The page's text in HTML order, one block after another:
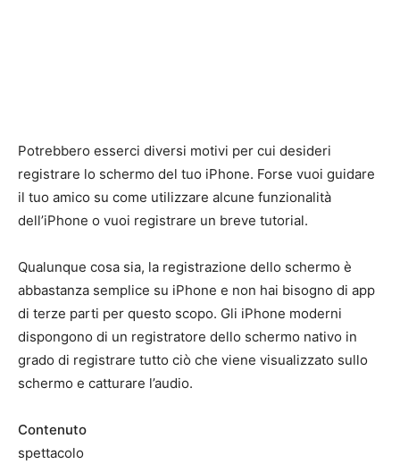
Potrebbero esserci diversi motivi per cui desideri
registrare lo schermo del tuo iPhone. Forse vuoi guidare
il tuo amico su come utilizzare alcune funzionalità
dell’iPhone o vuoi registrare un breve tutorial.
Qualunque cosa sia, la registrazione dello schermo è
abbastanza semplice su iPhone e non hai bisogno di app
di terze parti per questo scopo. Gli iPhone moderni
dispongono di un registratore dello schermo nativo in
grado di registrare tutto ciò che viene visualizzato sullo
schermo e catturare l’audio.
Contenuto
spettacolo